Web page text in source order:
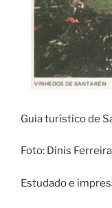
Guia turístico de
Foto: Dinis Ferreira
Estudado e